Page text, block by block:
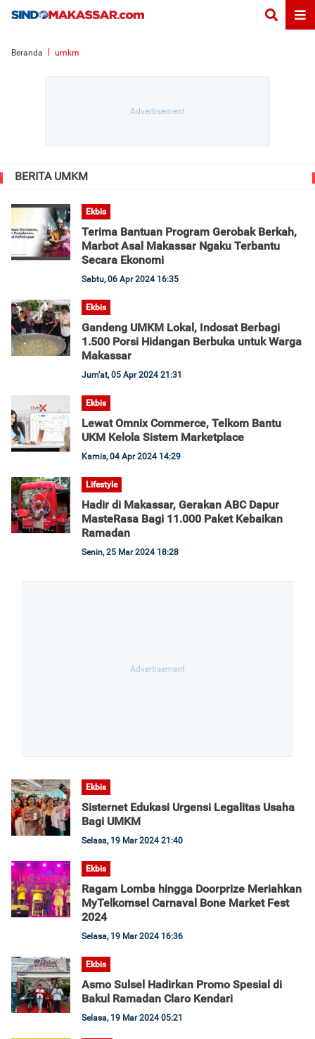
Beranda umkm
BERITA UMKM
Ekbis
Terima Bantuan Program Gerobak Berkah,
Marbot Asal Makassar Ngaku Terbantu
Secara Ekonomi
Sabtu, 06 Apr 2024 16:35
Ekbis
Gandeng UMKM Lokal, Indosat Berbagi
1.500 Porsi Hidangan Berbuka untuk Warga
Makassar
Jum'at, 05 Apr 2024 21:31
Ekbis
Lewat Omnix Commerce, Telkom Bantu
UKM Kelola Sistem Marketplace
Kamis, 04 Apr 2024 14:29
Lifestyle
Hadir di Makassar, Gerakan ABC Dapur
MasteRasa Bagi 11.000 Paket Kebaikan
Ramadan
Senin, 25 Mar 2024 18:28
Ekbis
Sisternet Edukasi Urgensi Legalitas Usaha
Bagi UMKM
Selasa, 19 Mar 2024 21:40
Ekbis
Ragam Lomba hingga Doorprize Meriahkan
MyTelkomsel Carnaval Bone Market Fest
2024
Selasa, 19 Mar 2024 16:36
Ekbis
Asmo Sulsel Hadirkan Promo Spesial di
Bakul Ramadan Claro Kendari
Selasa, 19 Mar 2024 05:21